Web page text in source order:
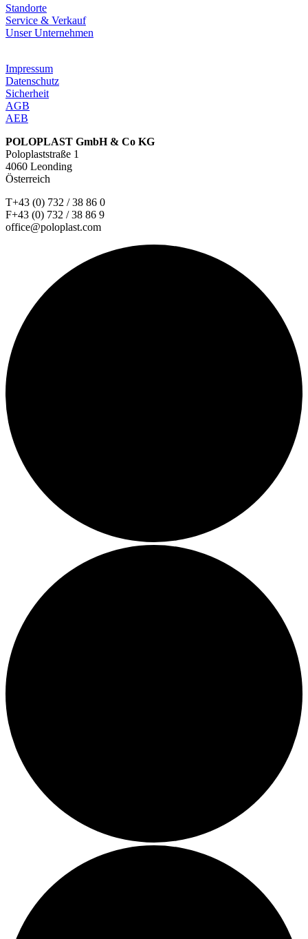
Standorte
Service & Verkauf
Unser Unternehmen
Impressum
Datenschutz
Sicherheit
AGB
AEB
POLOPLAST GmbH & Co KG
Poloplaststraße 1
4060 Leonding
Österreich
T+43 (0) 732 / 38 86 0
F+43 (0) 732 / 38 86 9
office@poloplast.com